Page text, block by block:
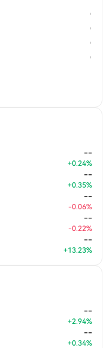
--
+0.24%
--
+0.35%
--
-0.06%
--
-0.22%
--
+13.23%
--
+2.94%
--
+0.34%